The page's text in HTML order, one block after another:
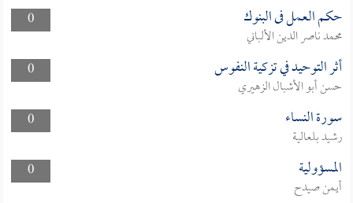
0
حكم العمل فى البنوك
محمد ناصر الدين الألباني
0
أثر التوحيد في تزكية النفوس
حسن أبو الأشبال الزهيري
0
سورة النساء
رشيد بلعالية
0
المسؤولية
أيمن صيدح